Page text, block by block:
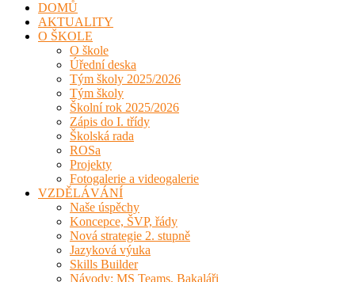
DOMŮ
AKTUALITY
O ŠKOLE
O škole
Úřední deska
Tým školy 2025/2026
Tým školy
Školní rok 2025/2026
Zápis do I. třídy
Školská rada
ROSa
Projekty
Fotogalerie a videogalerie
VZDĚLÁVÁNÍ
Naše úspěchy
Koncepce, ŠVP, řády
Nová strategie 2. stupně
Jazyková výuka
Skills Builder
Návody: MS Teams, Bakaláři